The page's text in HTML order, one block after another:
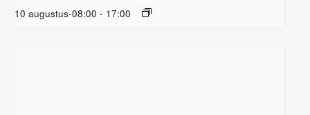
10 augustus-08:00 - 17:00